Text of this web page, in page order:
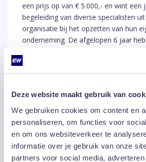
Deze website maakt gebruik van
We gebruiken cookies om content en
personaliseren, om functies voor
en om ons websiteverkeer te
informatie over je gebruik van onze
partners voor social media,
een prijs op van € 5.000,- en wint een
begeleiding van diverse specialisten
organisatie bij het opzetten van hun
onderneming. De afgelopen 6 jaar
en enthousiasme levert mij altijd weer
inzichten geeft die ik soms zelf
Facility Services.
Wat mij in de afgelopen jaren steeds
geworden is dat het ondernemerschap